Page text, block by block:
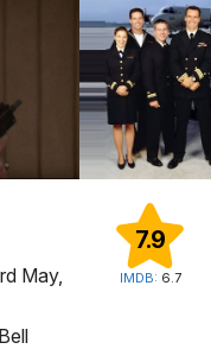
7.9
IMDB: 6.7
May,